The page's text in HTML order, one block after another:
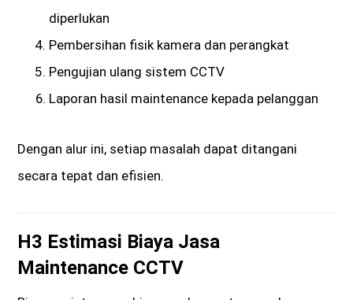
diperlukan
Pembersihan fisik kamera dan perangkat
Pengujian ulang sistem CCTV
Laporan hasil maintenance kepada pelanggan
Dengan alur ini, setiap masalah dapat ditangani
secara tepat dan efisien.
H3 Estimasi Biaya Jasa
Maintenance CCTV